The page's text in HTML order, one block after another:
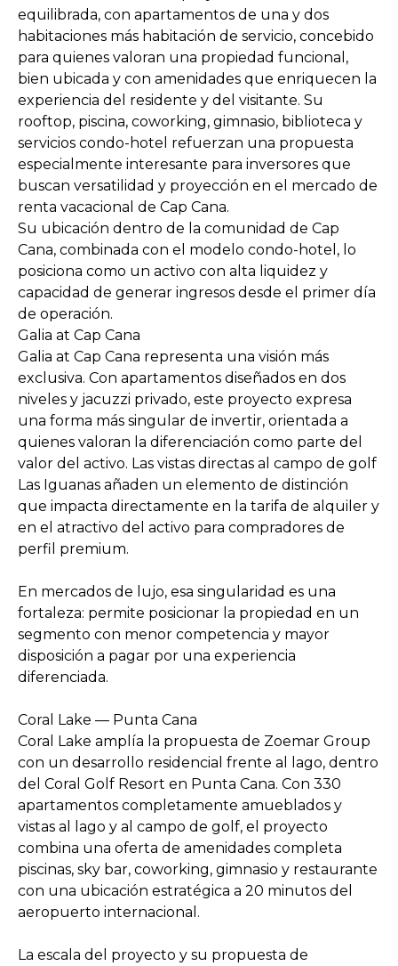
equilibrada, con apartamentos de una y dos
habitaciones más habitación de servicio, concebido
para quienes valoran una propiedad funcional,
bien ubicada y con amenidades que enriquecen la
experiencia del residente y del visitante. Su
rooftop, piscina, coworking, gimnasio, biblioteca y
servicios condo-hotel refuerzan una propuesta
especialmente interesante para inversores que
buscan versatilidad y proyección en el mercado de
renta vacacional de Cap Cana.
Su ubicación dentro de la comunidad de Cap
Cana, combinada con el modelo condo-hotel, lo
posiciona como un activo con alta liquidez y
capacidad de generar ingresos desde el primer día
de operación.
Galia at Cap Cana
Galia at Cap Cana representa una visión más
exclusiva. Con apartamentos diseñados en dos
niveles y jacuzzi privado, este proyecto expresa
una forma más singular de invertir, orientada a
quienes valoran la diferenciación como parte del
valor del activo. Las vistas directas al campo de golf
Las Iguanas añaden un elemento de distinción
que impacta directamente en la tarifa de alquiler y
en el atractivo del activo para compradores de
perfil premium.
En mercados de lujo, esa singularidad es una
fortaleza: permite posicionar la propiedad en un
segmento con menor competencia y mayor
disposición a pagar por una experiencia
diferenciada.
Coral Lake — Punta Cana
Coral Lake amplía la propuesta de Zoemar Group
con un desarrollo residencial frente al lago, dentro
del Coral Golf Resort en Punta Cana. Con 330
apartamentos completamente amueblados y
vistas al lago y al campo de golf, el proyecto
combina una oferta de amenidades completa
piscinas, sky bar, coworking, gimnasio y restaurante
con una ubicación estratégica a 20 minutos del
aeropuerto internacional.
La escala del proyecto y su propuesta de